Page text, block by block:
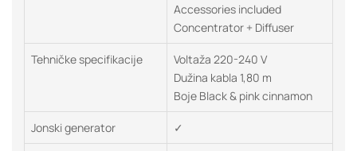
Accessories included
Concentrator + Diffuser
Tehničke specifikacije
Voltaža 220-240 V
Dužina kabla 1,80 m
Boje Black & pink cinnamon
Jonski generator ✓